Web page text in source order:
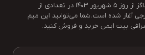
معاملات ارز دیجیتال داگز از روز 5 شهریور 1403 در تعدادی از
آغاز شده است. شما می‌توانید این میم
بیت ایمن خرید و فروش کنید.